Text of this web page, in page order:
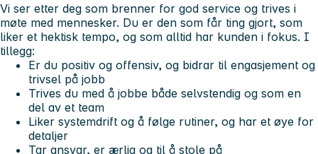
Vi ser etter deg som brenner for god service og trives i
møte med mennesker. Du er den som får ting gjort, som
liker et hektisk tempo, og som alltid har kunden i fokus. I
tillegg:
Er du positiv og offensiv, og bidrar til engasjement og
trivsel på jobb
Trives du med å jobbe både selvstendig og som en
del av et team
Liker systemdrift og å følge rutiner, og har et øye for
detaljer
Tar ansvar, er ærlig og til å stole på